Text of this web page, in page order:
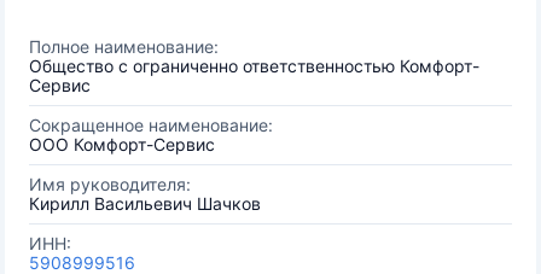
Полное наименование:
Общество с ограниченно ответственностью Комфорт-
Сервис
Сокращенное наименование:
ООО Комфорт-Сервис
Имя руководителя:
Кирилл Васильевич Шачков
ИНН:
5908999516